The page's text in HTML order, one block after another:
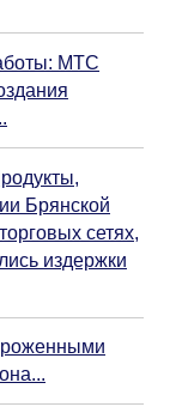
МТС
Брянской
сетях,
издержки